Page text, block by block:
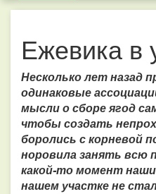
Ежевика в
Несколько лет назад
одинаковые
мысли о сборе ягод
чтобы создать
боролись с корневой
норовила занять всю
какой-то момент
нашем участке не